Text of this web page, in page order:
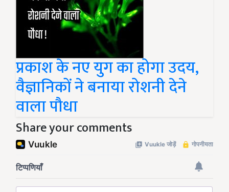
प्रकाश के नए युग का होगा उदय,
वैज्ञानिकों ने बनाया रोशनी देने
वाला पौधा
Share your comments